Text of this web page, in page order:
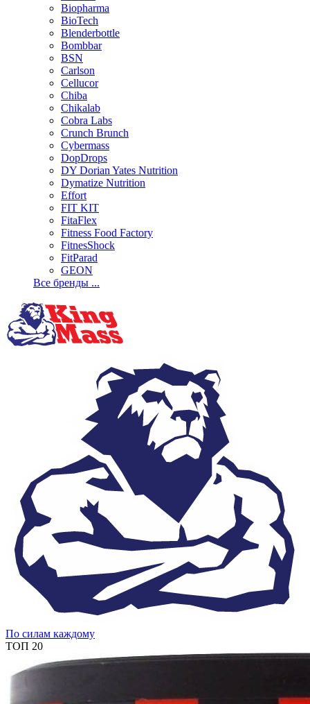
Biopharma
BioTech
Blenderbottle
Bombbar
BSN
Carlson
Cellucor
Chiba
Chikalab
Cobra Labs
Crunch Brunch
Cybermass
DopDrops
DY Dorian Yates Nutrition
Dymatize Nutrition
Effort
FIT KIT
FitaFlex
Fitness Food Factory
FitnesShock
FitParad
GEON
Все бренды ...
По силам каждому
ТОП 20